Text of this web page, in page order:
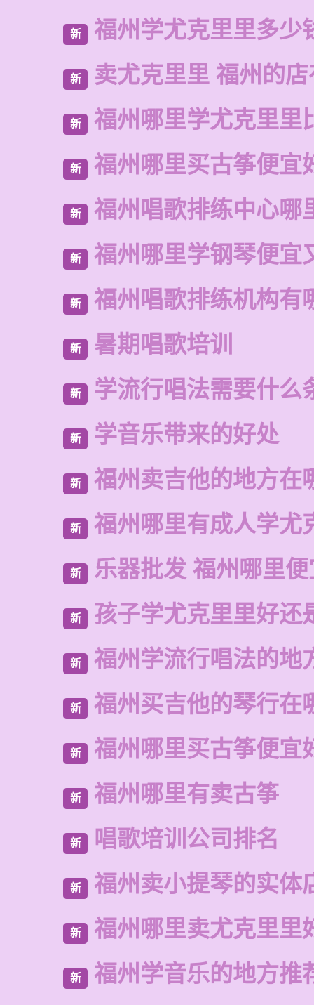
新 福州学尤克里里多少
新 卖尤克里里 福州的
新 福州哪里学尤克里里
新 福州哪里买古筝便宜
新 福州唱歌排练中心哪
新 福州哪里学钢琴便宜
新 福州唱歌排练机构有
新 暑期唱歌培训
新 学流行唱法需要什么
新 学音乐带来的好处
新 福州卖吉他的地方在
新 福州哪里有成人学尤
新 乐器批发 福州哪里
新 孩子学尤克里里好还
新 福州学流行唱法的地
新 福州买吉他的琴行在
新 福州哪里买古筝便宜
新 福州哪里有卖古筝
新 唱歌培训公司排名
新 福州卖小提琴的实体
新 福州哪里卖尤克里里
新 福州学音乐的地方推